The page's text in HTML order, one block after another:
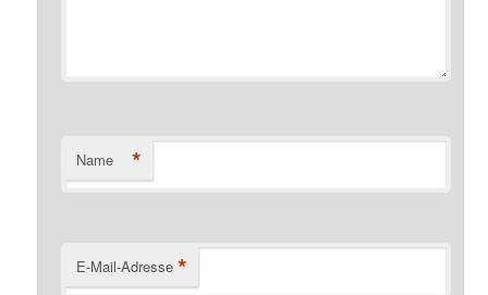
Name *
E-Mail-Adresse *